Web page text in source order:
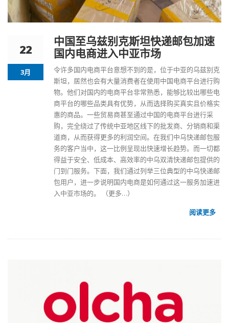
22
3月
中国至乌兹别克斯坦快递邮包加速
国内电商进入中亚市场
令许多国内电商平台意想不到的是，位于中亚的乌兹别克
斯坦，居然也会有大量消费者在使用中国电商平台进行购
物。他们对国内的电商平台非常熟悉，能够比较出哪些电
商平台的哪些品类具有优势，从而选择购买真实且价格实
惠的商品。一些贸易商甚至通过中国的电商平台进行采
购，完全绕过了传统中亚地区线下的批发商、分销商和渠
道商，从而获得更多的利润空间。在我们中乌快递邮包服
务的客户当中，这一比例呈现出快速增长趋势。而一切都
得益于安全、低成本、高效率的中乌双清快递邮包提供的
门到门服务。下面，我们通过列举三位典型的中乌快递邮
包用户，进一步说明国内电商是如何通过这一服务加速进
入中亚市场的。
（更多…）
阅读更多